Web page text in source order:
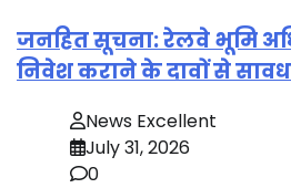
जनहित सूचना: रेलवे भूमि
निवेश कराने के दावों से
News Excellent
July 31, 2026
0